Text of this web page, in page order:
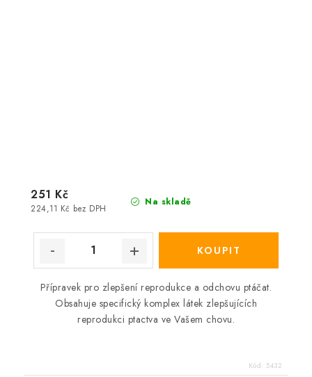
Na skladě
224,11 Kč bez DPH
251 Kč
Přípravek pro zlepšení reprodukce a odchovu ptáčat.
Obsahuje specifický komplex látek zlepšujících
reprodukci ptactva ve Vašem chovu.
Kód: 5432